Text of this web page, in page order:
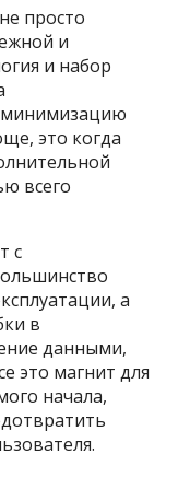
просто
и
и набор
минимизацию
это когда
всего
с
а
в
данными,
это магнит для
начала,